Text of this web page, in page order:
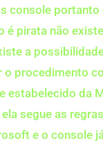
console portanto
pirata não
a
o procedimento
estabelecido da
ela segue as
e o console